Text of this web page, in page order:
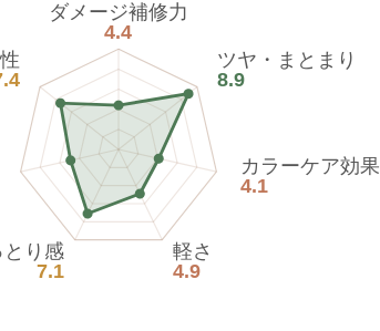
ダメージ補修力
4.4
ツヤ・まとまり
8.9
カラーケア効果
4.1
軽さ
4.9
とり感
7.1